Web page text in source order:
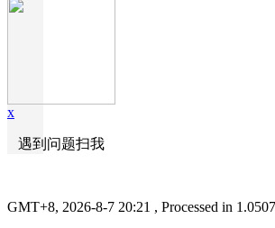
x
遇到问题扫我
GMT+8, 2026-8-7 20:21 , Processed in